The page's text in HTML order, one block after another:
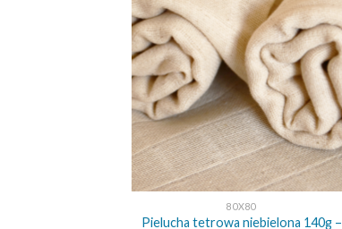
+
80X80
Pielucha tetrowa niebielona 140g –